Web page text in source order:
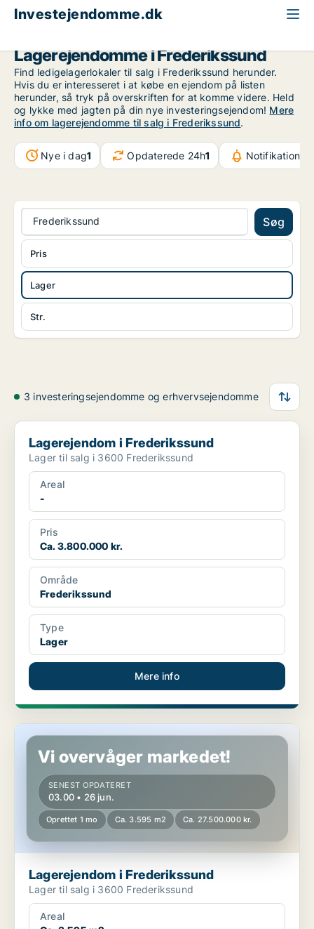
Investejendomme.dk
Lagerejendomme i Frederikssund
Find ledigelagerlokaler til salg i Frederikssund herunder.
Hvis du er interesseret i at købe en ejendom på listen
herunder, så tryk på overskriften for at komme videre. Held
og lykke med jagten på din nye investeringsejendom! Mere
info om lagerejendomme til salg i Frederikssund.
Nye i dag1 Opdaterede 24h1 Notifikationer
Frederikssund Søg
Lager
Str.
Pris
3 investeringsejendomme og erhvervsejendomme
Lagerejendom i Frederikssund
Lagerejendom i Frederikssund
Lager til salg i 3600 Frederikssund
Areal
-
Pris
Ca. 3.800.000 kr.
Område
Frederikssund
Type
Lager
Mere info
Lagerejendom i Frederikssund
Vi overvåger markedet!
SENEST OPDATERET
03.00 • 26 jun.
Oprettet 1 mo Ca. 3.595 m2 Ca. 27.500.000 kr.
Lagerejendom i Frederikssund
Lager til salg i 3600 Frederikssund
Areal